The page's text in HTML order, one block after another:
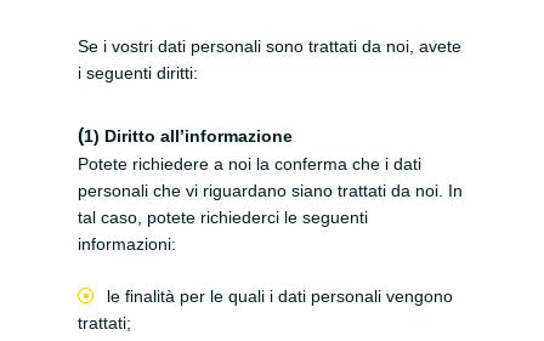
Se i vostri dati personali sono trattati da noi, avete
i seguenti diritti:
(1) Diritto all’informazione
Potete richiedere a noi la conferma che i dati
personali che vi riguardano siano trattati da noi. In
tal caso, potete richiederci le seguenti
informazioni:
le finalità per le quali i dati personali vengono
trattati;